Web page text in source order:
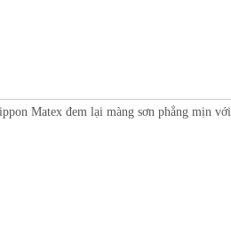
Matex đem lại màng sơn phẳng mịn với